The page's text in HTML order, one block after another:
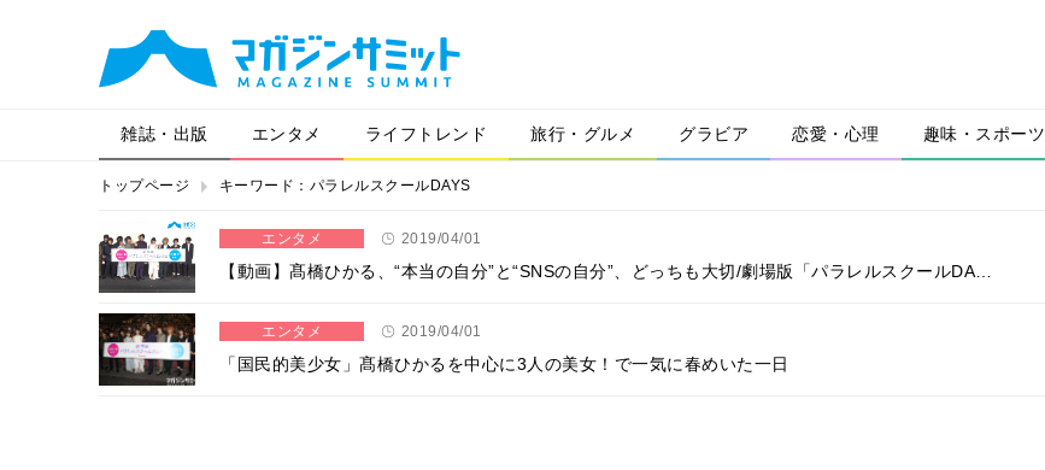
雑誌・出版 エンタメ ライフトレンド 旅行・グルメ グラビア 恋愛・心理 趣味・スポーツ
トップページ キーワード：パラレルスクールDAYS
エンタメ 2019/04/01
【動画】髙橋ひかる、“本当の自分”と“SNSの自分”、どっちも大切/劇場版「パラレルスクールDA…
エンタメ 2019/04/01
「国民的美少女」髙橋ひかるを中心に3人の美女！で一気に春めいた一日